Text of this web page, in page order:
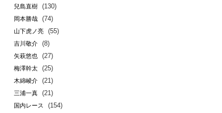
兒島直樹 (130)
岡本勝哉 (74)
山下虎ノ亮 (55)
吉川敬介 (8)
矢萩悠也 (27)
梅澤幹太 (25)
木綿崚介 (21)
三浦一真 (21)
国内レース (154)